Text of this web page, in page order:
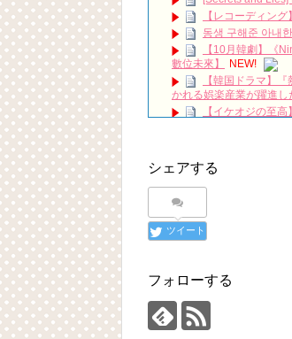
【レコーディン
동생 구해준 아내
【10月韓劇】《
數位未來】
NEW!
【韓国ドラマ】
かれる娯楽産業が躍進
【イケオジの至
mistress 더 완벽
【コス太の予言】
『一緒に暮らし
「違う（ちがう
について
「退屈だ・暇だ」
yoon kyun sang
ユン・ギュンサン
シェアする
ツイート
フォローする